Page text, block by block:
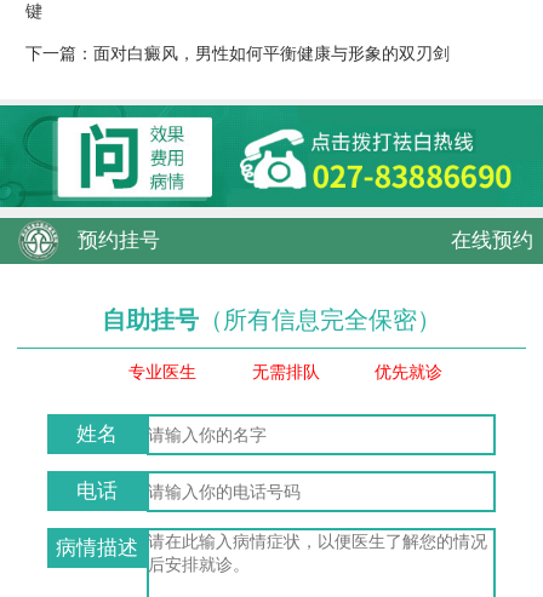
键
下一篇： 面对白癜风，男性如何平衡健康与形象的双刃剑
预约挂号 在线预约
自助挂号 （所有信息完全保密）
专业医生 无需排队 优先就诊
姓名
电话
病情描述